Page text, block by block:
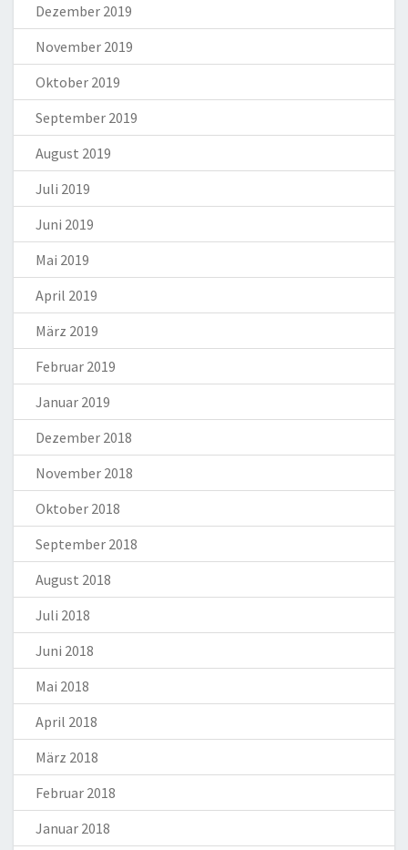
Dezember 2019
November 2019
Oktober 2019
September 2019
August 2019
Juli 2019
Juni 2019
Mai 2019
April 2019
März 2019
Februar 2019
Januar 2019
Dezember 2018
November 2018
Oktober 2018
September 2018
August 2018
Juli 2018
Juni 2018
Mai 2018
April 2018
März 2018
Februar 2018
Januar 2018